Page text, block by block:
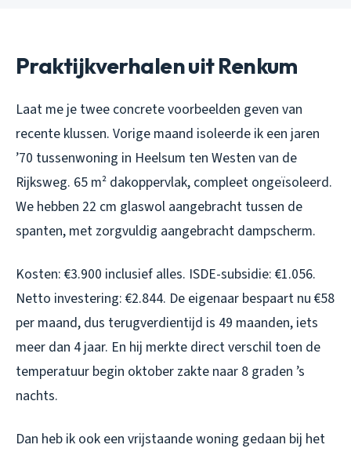
Praktijkverhalen uit Renkum
Laat me je twee concrete voorbeelden geven van
recente klussen. Vorige maand isoleerde ik een jaren
’70 tussenwoning in Heelsum ten Westen van de
Rijksweg. 65 m² dakoppervlak, compleet ongeïsoleerd.
We hebben 22 cm glaswol aangebracht tussen de
spanten, met zorgvuldig aangebracht dampscherm.
Kosten: €3.900 inclusief alles. ISDE-subsidie: €1.056.
Netto investering: €2.844. De eigenaar bespaart nu €58
per maand, dus terugverdientijd is 49 maanden, iets
meer dan 4 jaar. En hij merkte direct verschil toen de
temperatuur begin oktober zakte naar 8 graden ’s
nachts.
Dan heb ik ook een vrijstaande woning gedaan bij het